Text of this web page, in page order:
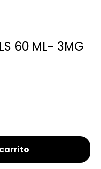
60 ML- 3MG